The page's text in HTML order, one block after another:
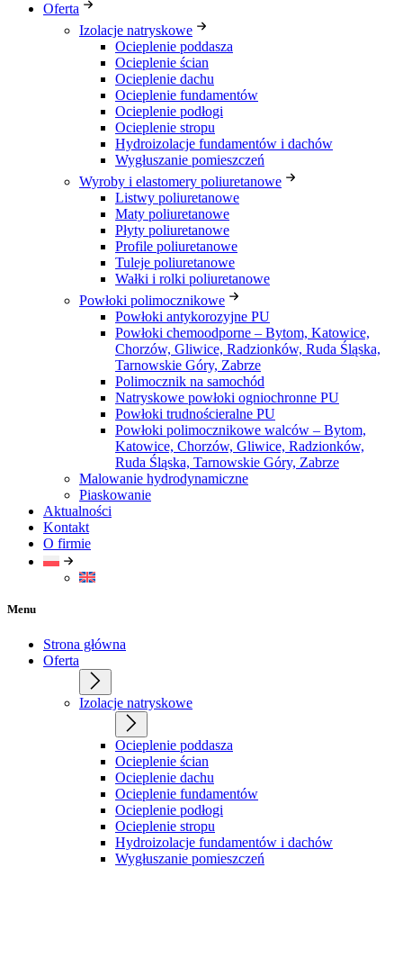
Oferta
Izolacje natryskowe
Ocieplenie poddasza
Ocieplenie ścian
Ocieplenie dachu
Ocieplenie fundamentów
Ocieplenie podłogi
Ocieplenie stropu
Hydroizolacje fundamentów i dachów
Wygłuszanie pomieszczeń
Wyroby i elastomery poliuretanowe
Listwy poliuretanowe
Maty poliuretanowe
Płyty poliuretanowe
Profile poliuretanowe
Tuleje poliuretanowe
Wałki i rolki poliuretanowe
Powłoki polimocznikowe
Powłoki antykorozyjne PU
Powłoki chemoodporne – Bytom, Katowice,
Chorzów, Gliwice, Radzionków, Ruda Śląska,
Tarnowskie Góry, Zabrze
Polimocznik na samochód
Natryskowe powłoki ogniochronne PU
Powłoki trudnościeralne PU
Powłoki polimocznikowe walców – Bytom,
Katowice, Chorzów, Gliwice, Radzionków,
Ruda Śląska, Tarnowskie Góry, Zabrze
Malowanie hydrodynamiczne
Piaskowanie
Aktualności
Kontakt
O firmie
Menu
Strona główna
Oferta
Izolacje natryskowe
Ocieplenie poddasza
Ocieplenie ścian
Ocieplenie dachu
Ocieplenie fundamentów
Ocieplenie podłogi
Ocieplenie stropu
Hydroizolacje fundamentów i dachów
Wygłuszanie pomieszczeń